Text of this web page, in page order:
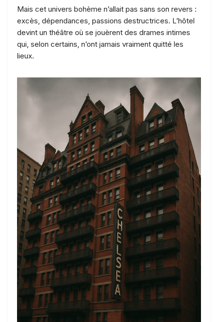
Mais cet univers bohème n’allait pas sans son revers :
excès, dépendances, passions destructrices. L’hôtel
devint un théâtre où se jouèrent des drames intimes
qui, selon certains, n’ont jamais vraiment quitté les
lieux.